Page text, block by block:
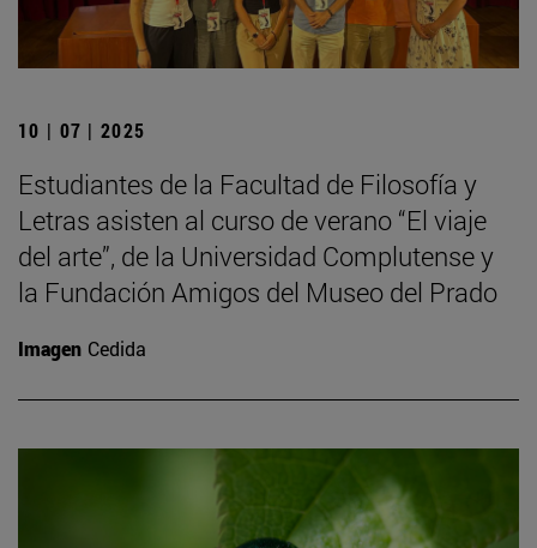
10 | 07 | 2025
Estudiantes de la Facultad de Filosofía y
Letras asisten al curso de verano “El viaje
del arte”, de la Universidad Complutense y
la Fundación Amigos del Museo del Prado
Imagen Cedida